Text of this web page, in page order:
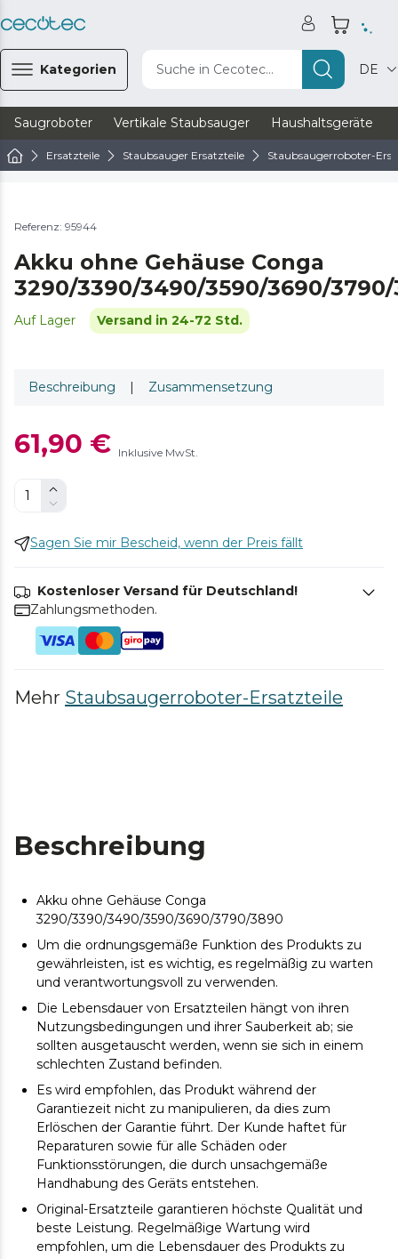
Kategorien Suche in Cecotec... DE
Saugroboter Vertikale Staubsauger Haushaltsgeräte
Ersatzteile Staubsauger Ersatzteile Staubsaugerroboter-
Referenz: 95944
Akku ohne Gehäuse Conga
3290/3390/3490/3590/3690/
Auf Lager Versand in 24-72 Std.
Beschreibung | Zusammensetzung
61,90 € Inklusive MwSt.
Sagen Sie mir Bescheid, wenn der Preis fällt
Kostenloser Versand für Deutschland!
Zahlungsmethoden.
Mehr Staubsaugerroboter-Ersatzteile
Beschreibung
Akku ohne Gehäuse Conga
3290/3390/3490/3590/3690/3790/3890
Um die ordnungsgemäße Funktion des Produkts zu
gewährleisten, ist es wichtig, es regelmäßig zu warten
und verantwortungsvoll zu verwenden.
Die Lebensdauer von Ersatzteilen hängt von ihren
Nutzungsbedingungen und ihrer Sauberkeit ab; sie
sollten ausgetauscht werden, wenn sie sich in einem
schlechten Zustand befinden.
Es wird empfohlen, das Produkt während der
Garantiezeit nicht zu manipulieren, da dies zum
Erlöschen der Garantie führt. Der Kunde haftet für
Reparaturen sowie für alle Schäden oder
Funktionsstörungen, die durch unsachgemäße
Handhabung des Geräts entstehen.
Original-Ersatzteile garantieren höchste Qualität und
beste Leistung. Regelmäßige Wartung wird
empfohlen, um die Lebensdauer des Produkts zu